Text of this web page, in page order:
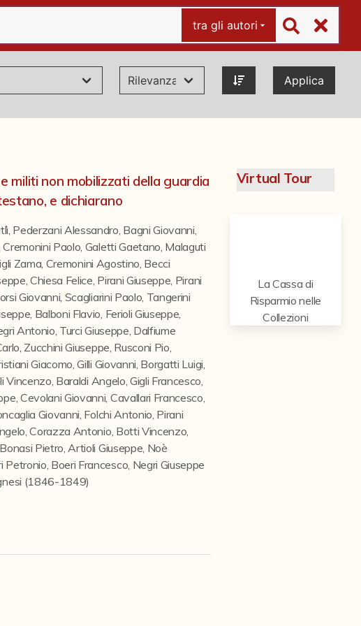
tra gli autori
Applica
non mobilizzati della guardia
e dichiarano
, Pederzani Alessandro, Bagni Giovanni,
Cremonini Paolo, Galetti Gaetano, Malaguti
Zama, Cremonini Agostino, Becci
, Chiesa Felice, Pirani Giuseppe, Pirani
Giovanni, Scagliarini Paolo, Tangerini
, Balboni Flavio, Ferioli Giuseppe,
Antonio, Turci Giuseppe, Dalfiume
, Zucchini Giuseppe, Rusconi Pio,
Giacomo,Gilli Giovanni, Borgatti Luigi,
Vincenzo, Baraldi Angelo, Gigli Francesco,
, Cevolani Giovanni, Cavallari Francesco,
Giovanni, Folchi Antonio, Pirani
,Corazza Antonio, Botti Vincenzo,
Bonasi Pietro,Artioli Giuseppe, Noè
Petronio, Boeri Francesco, Negri Giuseppe
(1846-1849)
Virtual Tour
La Cassa di
Risparmio nelle
Collezioni